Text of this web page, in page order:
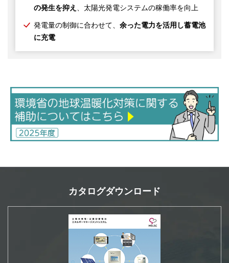
の発生を抑え
、太陽光発電システムの稼働率を向上
発電量の制御に合わせて、 余った電力を活用し蓄電池
に充電
カタログダウンロード